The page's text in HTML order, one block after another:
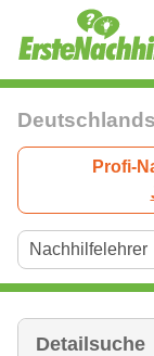
Profi-
Detailsuche